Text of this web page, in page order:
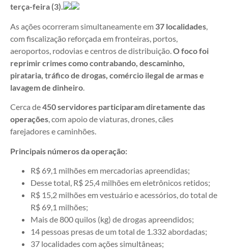
terça-feira (3).
As ações ocorreram simultaneamente em 37 localidades
com fiscalização reforçada em fronteiras, portos,
aeroportos, rodovias e centros de distribuição. O foco foi
reprimir crimes como contrabando, descaminho,
pirataria, tráfico de drogas, comércio ilegal de armas e
lavagem de dinheiro
Cerca de450 servidores participaram diretamente das
operações, com apoio de viaturas, drones, cães
farejadores e caminhões.
Principais números da operação:
R$ 69,1 milhões em mercadorias apreendidas;
Desse total, R$ 25,4 milhões em eletrônicos retidos;
R$ 15,2 milhões em vestuário e acessórios, do total de
R$ 69,1 milhões;
Mais de 800 quilos (kg) de drogas apreendidos;
14 pessoas presas de um total de 1.332 abordadas;
37 localidades com ações simultâneas;